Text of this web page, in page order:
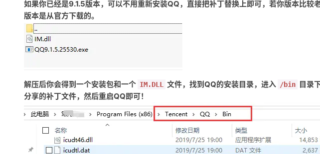
如果你已经是9.1.5版本，可以不用重新安装QQ，直接把补丁替换上即可，若你版本比较
版本是从官方下载的。
解压后你会得到一个安装包和一个 IM.DLL 文件，找到QQ的安装目录，进入 /bin 目录
分享的补丁文件，然后重启QQ即可！